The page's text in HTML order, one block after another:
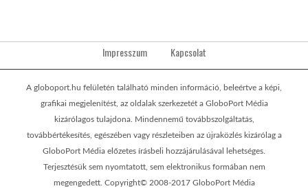
Impresszum Kapcsolat
A globoport.hu felületén található minden információ, beleértve a képi,
grafikai megjelenítést, az oldalak szerkezetét a GloboPort Média
kizárólagos tulajdona. Mindennemű továbbszolgáltatás,
továbbértékesítés, egészében vagy részleteiben az újraközlés kizárólag a
GloboPort Média előzetes írásbeli hozzájárulásával lehetséges.
Terjesztésük sem nyomtatott, sem elektronikus formában nem
megengedett. Copyright© 2008-2017 GloboPort Média